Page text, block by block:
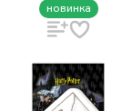
новинка